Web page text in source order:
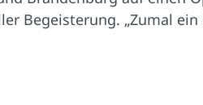
Begeisterung. „Zumal